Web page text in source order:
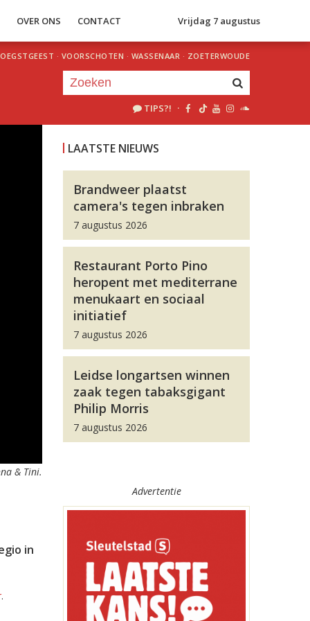
OVER ONS CONTACT Vrijdag 7 augustus
OEGSTGEEST · VOORSCHOTEN · WASSENAAR · ZOETERWOUDE
TIPS?! ·
& Tini.
in
.
LAATSTE NIEUWS
Brandweer plaatst
camera's tegen inbraken
7 augustus 2026
Restaurant Porto Pino
heropent met mediterrane
menukaart en sociaal
initiatief
7 augustus 2026
Leidse longartsen winnen
zaak tegen tabaksgigant
Philip Morris
7 augustus 2026
Advertentie